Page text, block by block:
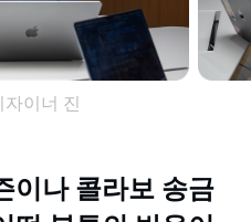
이너 진
이나 콜라보 송금